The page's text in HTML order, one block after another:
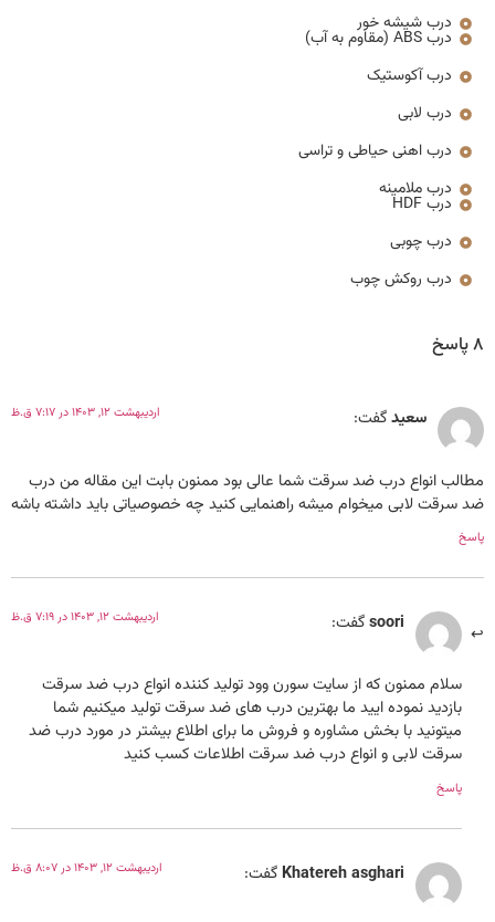
درب شیشه خور
درب ABS (مقاوم به آب)
درب آکوستیک
درب لابی
درب اهنی حیاطی و تراسی
درب ملامینه
درب HDF
درب چوبی
درب روکش چوب
سعیدگفت: اردیبهشت 12, 1403 در 7:17 ق.ظ
مطالب انواع درب ضد سرقت شما عالی بود ممنون بابت این مقاله من درب
ضد سرقت لابی میخوام میشه راهنمایی کنید چه خصوصیاتی باید داشته باشه
پاسخ
sooriگفت: اردیبهشت 12, 1403 در 7:19 ق.ظ
سلام ممنون که از سایت سورن وود تولید کننده انواع درب ضد سرقت
بازدید نموده ایید ما بهترین درب های ضد سرقت تولید میکنیم شما
میتونید با بخش مشاوره و فروش ما برای اطلاع بیشتر در مورد درب ضد
سرقت لابی و انواع درب ضد سرقت اطلاعات کسب کنید
پاسخ
Khatereh asghariگفت: اردیبهشت 12, 1403 در 8:07 ق.ظ